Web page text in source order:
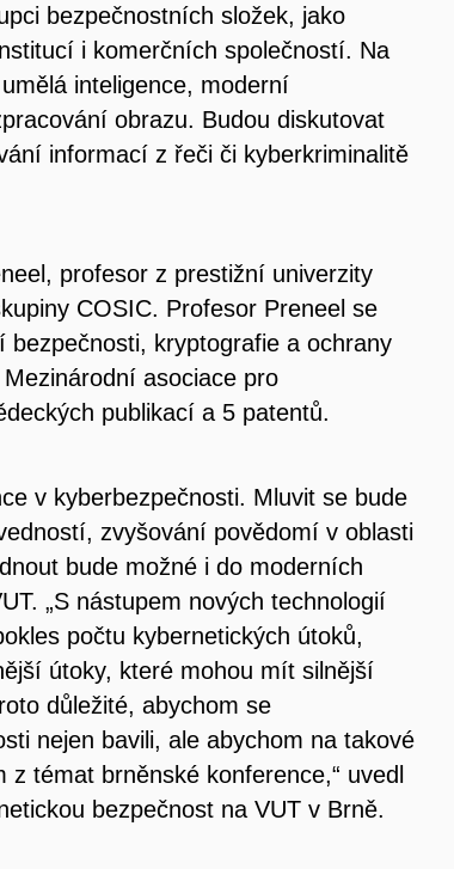
bezpečnostních složek, jako
i komerčních společností. Na
inteligence, moderní
obrazu. Budou diskutovat
informací z řeči či kyberkriminalitě
profesor z prestižní univerzity
COSIC. Profesor Preneel se
kryptografie a ochrany
asociace pro
publikací a 5 patentů.
v kyberbezpečnosti. Mluvit se bude
zvyšování povědomí v oblasti
bude možné i do moderních
„S nástupem nových technologií
počtu kybernetických útoků,
útoky, které mohou mít silnější
důležité, abychom se
nejen bavili, ale abychom na takové
témat brněnské konference,“ uvedl
bezpečnost na VUT v Brně.